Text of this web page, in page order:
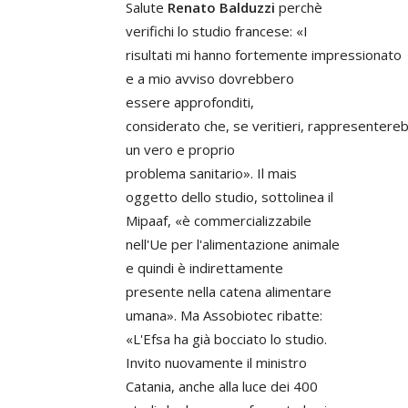
Salute Renato Balduzzi perchè
verifichi lo studio francese: «I
risultati mi hanno fortemente impressionato
e a mio avviso dovrebbero
essere approfonditi,
considerato che, se veritieri,
un vero e proprio
problema sanitario». Il mais
oggetto dello studio, sottolinea il
Mipaaf, «è commercializzabile
nell'Ue per l'alimentazione animale
e quindi è indirettamente
presente nella catena alimentare
umana». Ma Assobiotec ribatte:
«L'Efsa ha già bocciato lo studio.
Invito nuovamente il ministro
Catania, anche alla luce dei 400